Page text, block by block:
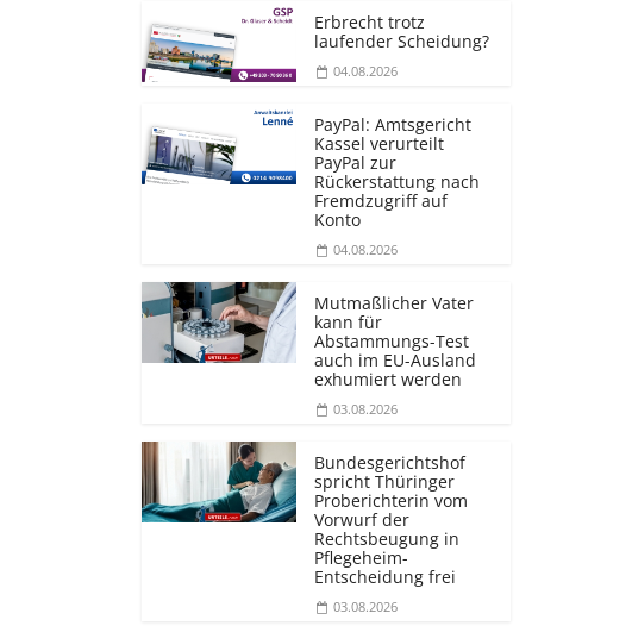
Erbrecht trotz
laufender Scheidung?
04.08.2026
PayPal: Amtsgericht
Kassel verurteilt
PayPal zur
Rückerstattung nach
Fremdzugriff auf
Konto
04.08.2026
Mutmaßlicher Vater
kann für
Abstammungs-Test
auch im EU-Ausland
exhumiert werden
03.08.2026
Bundesgerichtshof
spricht Thüringer
Proberichterin vom
Vorwurf der
Rechtsbeugung in
Pflegeheim-
Entscheidung frei
03.08.2026